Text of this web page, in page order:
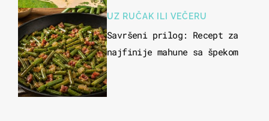
UZ RUČAK ILI VEČERU
Savršeni prilog: Recept za
najfinije mahune sa špekom